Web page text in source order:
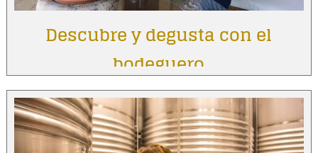
Descubre y degusta con el
bodeguero